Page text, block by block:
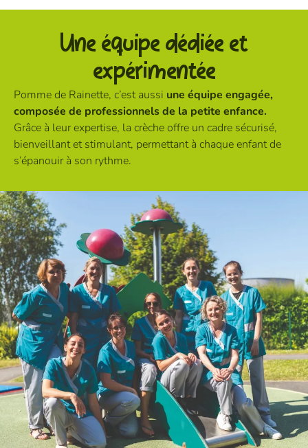
Une équipe dédiée et
expérimentée
Pomme de Rainette, c’est aussi une équipe engagée,
composée de professionnels de la petite enfance.
Grâce à leur expertise, la crèche offre un cadre sécurisé,
bienveillant et stimulant, permettant à chaque enfant de
s’épanouir à son rythme.